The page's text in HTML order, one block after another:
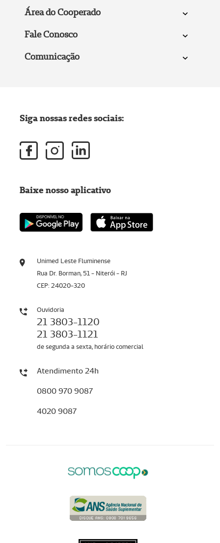
Área do Cooperado
Fale Conosco
Comunicação
Unimed Leste Fluminense
Rua Dr. Borman, 51 - Niterói - RJ
CEP: 24020-320
Ouvidoria
21 3803-1120
21 3803-1121
de segunda a sexta, horário comercial
Atendimento 24h
0800 970 9087
4020 9087
Siga nossas redes sociais:
Baixe nosso aplicativo